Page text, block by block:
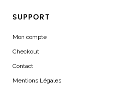
SUPPORT
Mon compte
Checkout
Contact
Mentions Légales